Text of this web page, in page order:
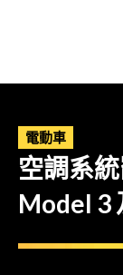
電動車
空調系
Model 3